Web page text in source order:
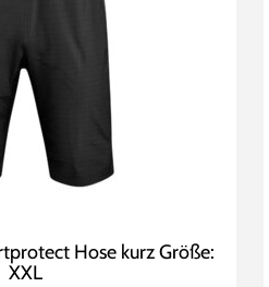
Hose kurz Größe:
XXL